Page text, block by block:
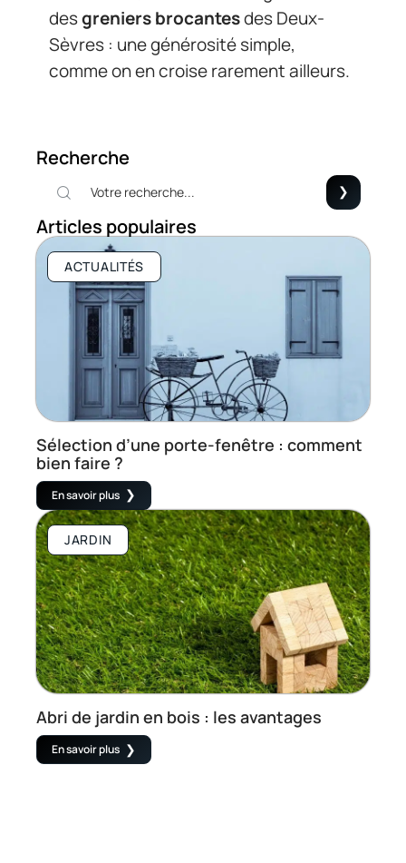
desgreniers brocantesdes Deux-
Sèvres : une générosité simple,
comme on en croise rarement ailleurs.
Recherche
Articles populaires
ACTUALITÉS
Sélection d’une porte-fenêtre : comment
bien faire ?
En savoir plus
JARDIN
Abri de jardin en bois : les avantages
En savoir plus